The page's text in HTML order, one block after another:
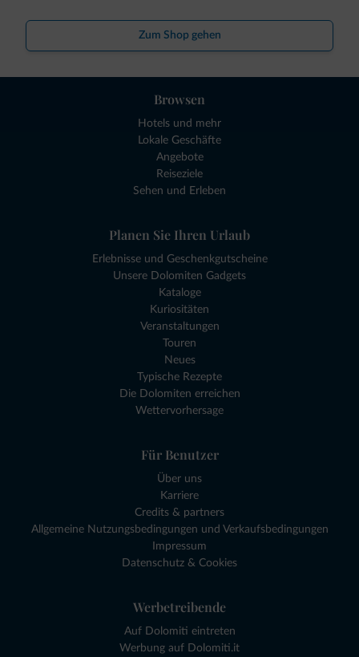
Zum Shop gehen
Browsen
Hotels und mehr
Lokale Geschäfte
Angebote
Reiseziele
Sehen und Erleben
Planen Sie Ihren Urlaub
Erlebnisse und Geschenkgutscheine
Unsere Dolomiten Gadgets
Kataloge
Kuriositäten
Veranstaltungen
Touren
Neues
Typische Rezepte
Die Dolomiten erreichen
Wettervorhersage
Für Benutzer
Über uns
Karriere
Credits & partners
Allgemeine Nutzungsbedingungen und Verkaufsbedingungen
Impressum
Datenschutz & Cookies
Werbetreibende
Auf Dolomiti eintreten
Werbung auf Dolomiti.it